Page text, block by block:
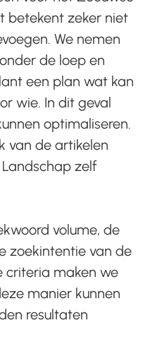
betekent zeker niet
We nemen
de loep en
een plan wat kan
wie. In dit geval
optimaliseren.
van de artikelen
zelf
volume, de
zoekintentie van de
criteria maken we
manier kunnen
resultaten